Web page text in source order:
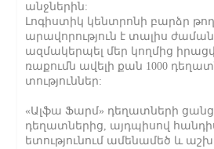
անջներին:
Լոգիստիկ կենտրոնի բարձր
արավորություն է տալիս
ազմակերպել մեր կողմից
ռաքումն ավելի քան 1000
տություններ:
«Ալֆա Ֆարմ» դեղատների
դեղատներից, այդպիսով
ետությունում ամենամեծ և